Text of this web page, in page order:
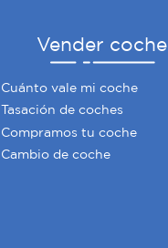
Vender coche
Cuánto vale mi coche
Tasación de coches
Compramos tu coche
Cambio de coche